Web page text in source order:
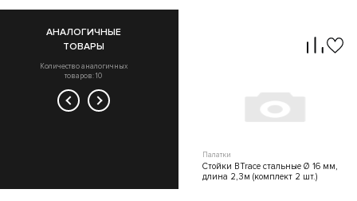
АНАЛОГИЧНЫЕ
ТОВАРЫ
Количество аналогичных
товаров: 10
Палатки
Стойки BTrace стальные Ø 16 мм,
длина 2,3м (комплект 2 шт.)